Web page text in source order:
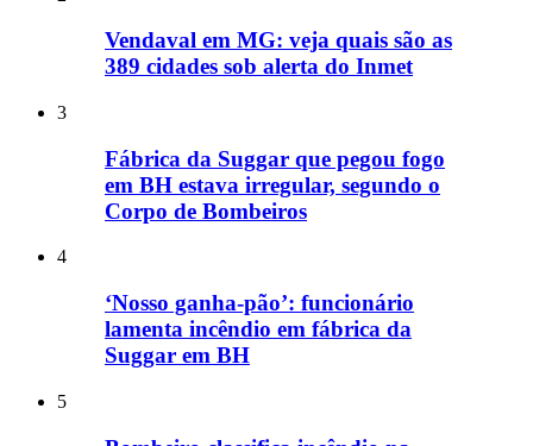
Vendaval em MG: veja quais são as
389 cidades sob alerta do Inmet
3
Fábrica da Suggar que pegou fogo
em BH estava irregular, segundo o
Corpo de Bombeiros
4
‘Nosso ganha-pão’: funcionário
lamenta incêndio em fábrica da
Suggar em BH
5